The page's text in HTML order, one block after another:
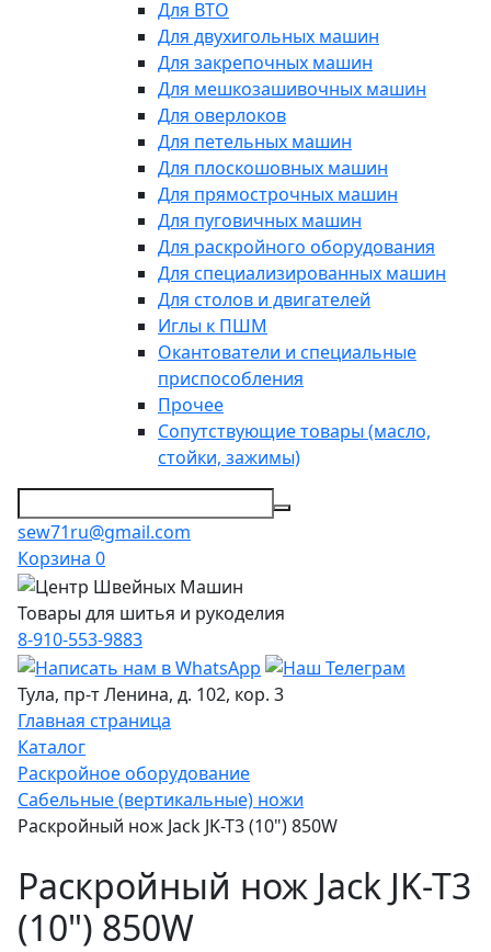
Для ВТО
Для двухигольных машин
Для закрепочных машин
Для мешкозашивочных машин
Для оверлоков
Для петельных машин
Для плоскошовных машин
Для прямострочных машин
Для пуговичных машин
Для раскройного оборудования
Для специализированных машин
Для столов и двигателей
Иглы к ПШМ
Окантователи и специальные
приспособления
Прочее
Сопутствующие товары (масло,
стойки, зажимы)
sew71ru@gmail.com
Корзина 0
Товары для шитья и рукоделия
8-910-553-9883
Тула, пр-т Ленина, д. 102, кор. 3
Главная страница
Каталог
Раскройное оборудование
Сабельные (вертикальные) ножи
Раскройный нож Jack JK-T3 (10") 850W
Раскройный нож Jack JK-T3
(10") 850W